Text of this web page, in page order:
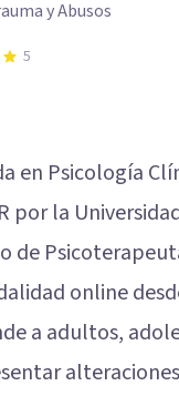
y Abusos
5
en Psicología
por la
de
online
a adultos,